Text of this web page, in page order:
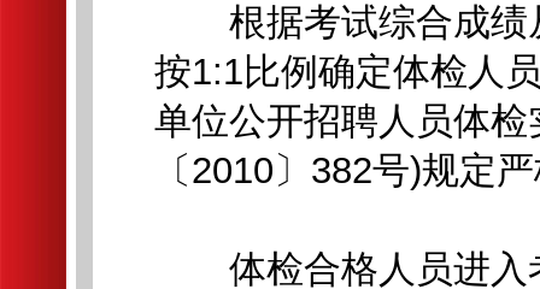
根据考试综合成绩
按1:1比例确定体检人
单位公开招聘人员体
〔2010〕382号)规定
体检合格人员进入